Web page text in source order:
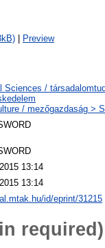
Preview
Sciences /
/ mezőgazdaság >
13:14
13:14
id/eprint/31215
required)